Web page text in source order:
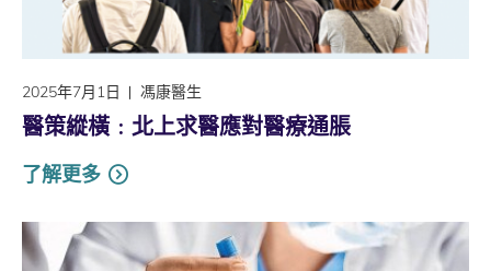
2025年7月1日 馮康醫生
醫策縱橫﹕北上求醫應對醫療通脹
了解更多